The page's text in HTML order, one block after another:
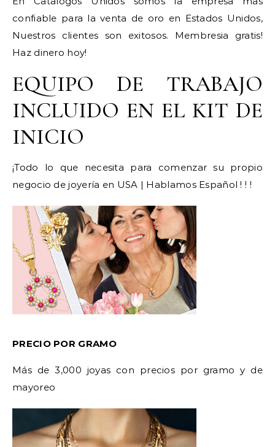
confiable para la venta de oro en Estados Unidos,
Nuestros clientes son exitosos. Membresia gratis!
Haz dinero hoy!
EQUIPO DE TRABAJO
INCLUIDO EN EL KIT DE
INICIO
¡Todo lo que necesita para comenzar su propio
negocio de joyería en USA | Hablamos Español ! ! !
PRECIO POR GRAMO
Más de 3,000 joyas con precios por gramo y de
mayoreo